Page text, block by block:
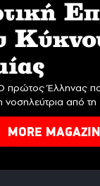
πρώτος Έλληνας
νοσηλεύτρια από τη
MORE